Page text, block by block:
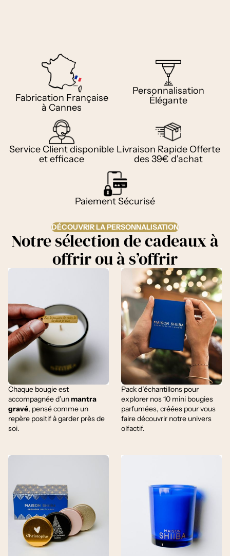
Fabrication Française
à Cannes
Personnalisation
Élégante
Service Client disponible
et efficace
Livraison Rapide Offerte
des 39€ d'achat
Paiement Sécurisé
DÉCOUVRIR LA PERSONNALISATION
Notre sélection de cadeaux à
offrir ou à s’offrir
Chaque bougie est
accompagnée d’unmantra
gravé, pensé comme un
repère positif à garder près de
soi.
Pack d’échantillons pour
explorer nos 10 mini bougies
parfumées, créées pour vous
faire découvrir notre univers
olfactif.